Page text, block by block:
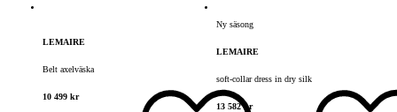
LEMAIRE
Belt axelväska
10 499 kr
Ny säsong
LEMAIRE
soft-collar dress in dry silk
13 582 kr